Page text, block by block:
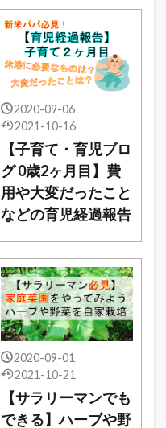
2020-09-06
2021-10-16
【子育て・育児ブロ
グ 0歳2ヶ月目】費
用や大変だったこと
などの育児経過報告
2020-09-01
2021-10-21
【サラリーマンでも
できる】ハーブや野